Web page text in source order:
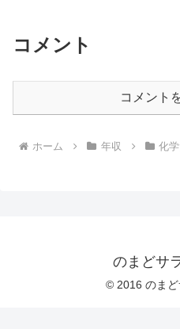
コメント
コメント
ホーム 年収 化
のまどサ
© 2016 のま